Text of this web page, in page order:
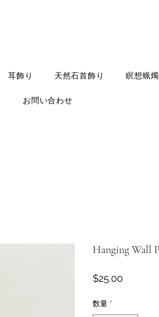
耳飾り 天然石首飾り 瞑想蝋燭
お問い合わせ
Hanging Wall
$25.00価
数量 *